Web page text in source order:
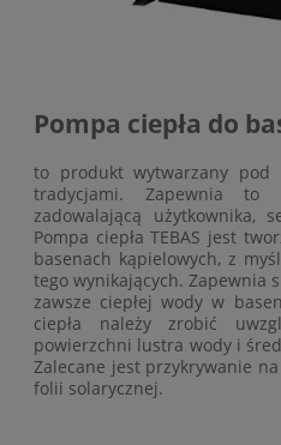
Pompa ciepła do
to produkt wytwarzany pod
tradycjami. Zapewnia to
zadowalającą użytkownika,
Pompa ciepła TEBAS jest
basenach kąpielowych, z
tego wynikających. Zapewnia
zawsze ciepłej wody w
ciepła należy zrobić
powierzchni lustra wody i
Zalecane jest przykrywanie
folii solarycznej.